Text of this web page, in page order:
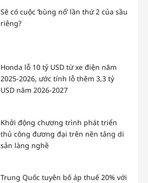
Sẽ có cuộc ‘bùng nổ’ lần thứ 2 của sầu
riêng?
Honda lỗ 10 tỷ USD từ xe điện năm
2025-2026, ước tính lỗ thêm 3,3 tỷ
USD năm 2026-2027
Khởi động chương trình phát triển
thủ công đương đại trên nền tảng di
sản làng nghề
Trung Quốc tuyên bố áp thuế 20% với